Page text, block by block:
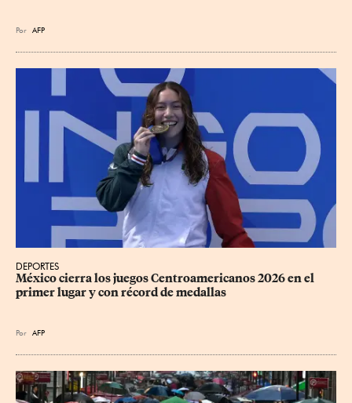
Por AFP
DEPORTES
México cierra los juegos Centroamericanos 2026 en el
primer lugar y con récord de medallas
Por AFP